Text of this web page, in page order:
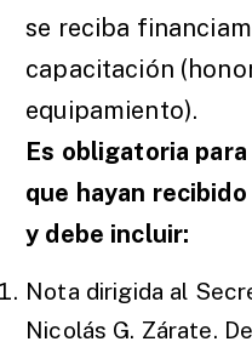
se reciba
capacitación
equipamiento).
Es obligatoria
que hayan
y debe incluir:
Nota dirigida al
Nicolás G. Zárate.